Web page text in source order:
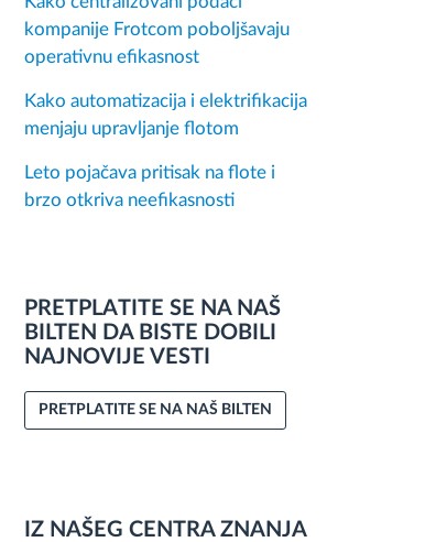
kompanije Frotcom poboljšavaju
operativnu efikasnost
Kako automatizacija i elektrifikacija
menjaju upravljanje flotom
Leto pojačava pritisak na flote i
brzo otkriva neefikasnosti
PRETPLATITE SE NA NAŠ
BILTEN DA BISTE DOBILI
NAJNOVIJE VESTI
PRETPLATITE SE NA NAŠ BILTEN
IZ NAŠEG CENTRA ZNANJA